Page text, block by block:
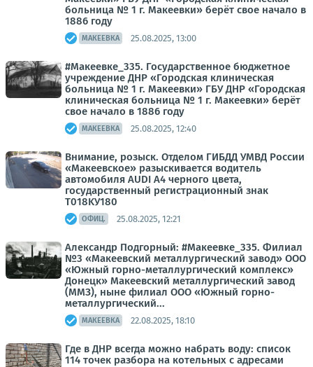
больница № 1 г. Макеевки» берёт свое начало в
1886 году
МАКЕЕВКА 25.08.2025, 13:00
#Макеевке_335. Государственное бюджетное
учреждение ДНР «Городская клиническая
больница № 1 г. Макеевки» ГБУ ДНР «Городская
клиническая больница № 1 г. Макеевки» берёт
свое начало в 1886 году
МАКЕЕВКА 25.08.2025, 12:40
Внимание, розыск. Отделом ГИБДД УМВД России
«Макеевское» разыскивается водитель
автомобиля AUDI A4 черного цвета,
государственный регистрационный знак
T018KУ180
ОФИЦ. 25.08.2025, 12:21
Александр Подгорный: #Макеевке_335. Филиал
№3 «Макеевский металлургический завод» ООО
«Южный горно-металлургический комплекс»
Донецк» Макеевский металлургический завод
(ММЗ), ныне филиал ООО «Южный горно-
металлургический...
МАКЕЕВКА 22.08.2025, 18:10
Где в ДНР всегда можно набрать воду: список
114 точек разбора на котельных с адресами